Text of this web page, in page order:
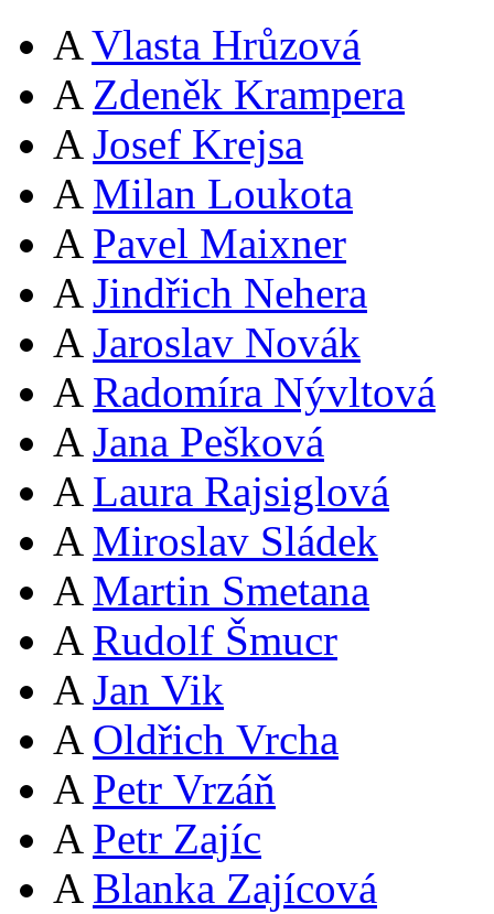
A Vlasta Hrůzová
A Zdeněk Krampera
A Josef Krejsa
A Milan Loukota
A Pavel Maixner
A Jindřich Nehera
A Jaroslav Novák
A Radomíra Nývltová
A Jana Pešková
A Laura Rajsiglová
A Miroslav Sládek
A Martin Smetana
A Rudolf Šmucr
A Jan Vik
A Oldřich Vrcha
A Petr Vrzáň
A Petr Zajíc
A Blanka Zajícová